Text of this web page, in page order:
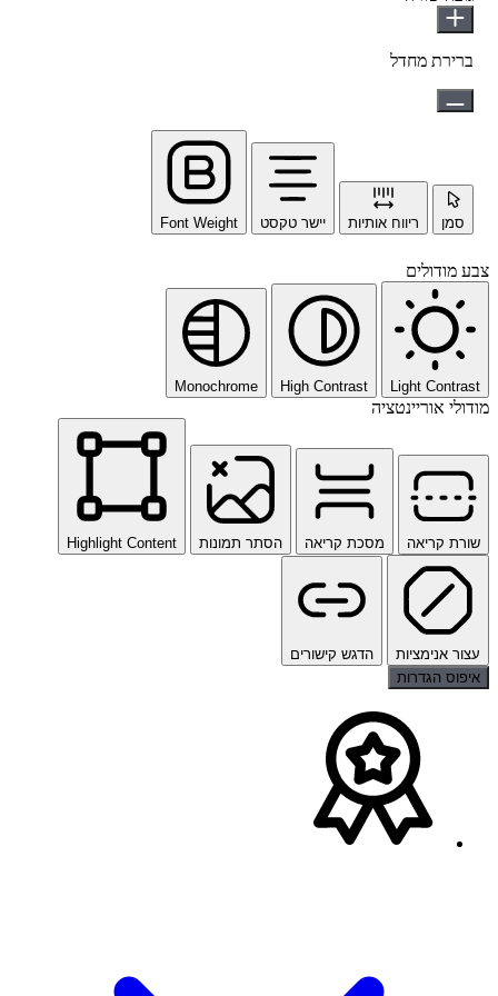
ברירת מחדל
סמן ריווח אותיות יישר טקסט Font Weight
צבע מודולים
Light Contrast
High Contrast
Monochrome
מודולי אוריינטציה
שורת קריאה מסכת קריאה הסתר תמונות Highlight Content
עצור אנימציות
הדגש קישורים
איפוס הגדרות